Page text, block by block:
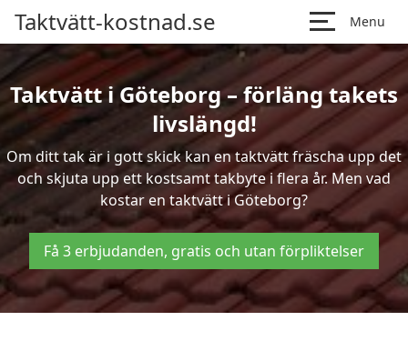
Taktvätt-kostnad.se Menu
Taktvätt i Göteborg – förläng takets
livslängd!
Om ditt tak är i gott skick kan en taktvätt fräscha upp det
och skjuta upp ett kostsamt takbyte i flera år. Men vad
kostar en taktvätt i Göteborg?
Få 3 erbjudanden, gratis och utan förpliktelser